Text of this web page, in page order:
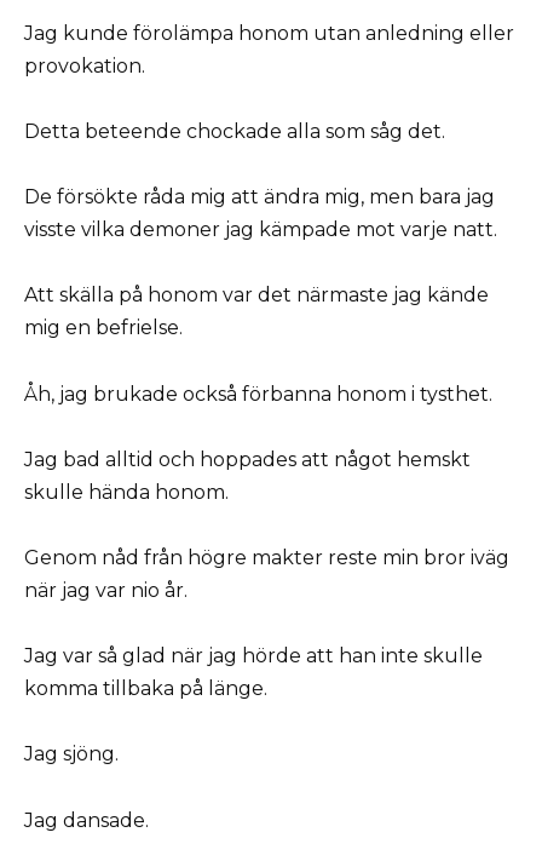
Jag kunde förolämpa honom utan anledning eller
provokation.
Detta beteende chockade alla som såg det.
De försökte råda mig att ändra mig, men bara jag
visste vilka demoner jag kämpade mot varje natt.
Att skälla på honom var det närmaste jag kände
mig en befrielse.
Åh, jag brukade också förbanna honom i tysthet.
Jag bad alltid och hoppades att något hemskt
skulle hända honom.
Genom nåd från högre makter reste min bror iväg
när jag var nio år.
Jag var så glad när jag hörde att han inte skulle
komma tillbaka på länge.
Jag sjöng.
Jag dansade.